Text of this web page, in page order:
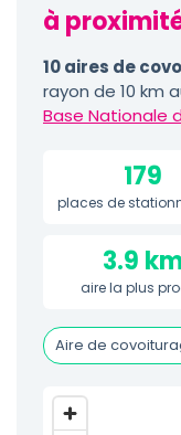
à
10 aires de
rayon de 10 km
Base Nationale
179
places de
3.9
aire la plus
Aire de